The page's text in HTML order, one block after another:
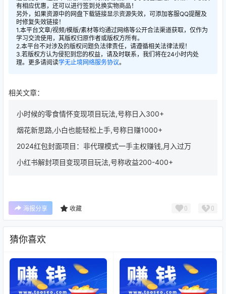
有相应优惠，还可以进行签到兑换实物商品！
另外，如果资源中的网盘下载链接显示资源失效，可添加客服QQ提醒及
时修复失效链接！
1.本平台文章/视频/模版/素材等均通过网络等公开合法渠道获取，仅作为
学习交流使用，其版权归原作者或版权方所有。
2.本平台不对涉及的版权问题负法律责任，请遵循相关法律法规！
3.若版权方认为侵犯到您的权益，请及时联系，我们将在24小时内处
理。更多请阅读学无止境网络服务协议。
相关文章：
小时候的零食情怀变现项目玩法,号称日入300+
烟花新思路,小白也能轻松上手,号称日赚1000+
2024红包封面项目：非代理模式一手主权赚钱,月入过万
小红书解封项目变现项目玩法,号称收益200-400+
海报分享 收藏 0 0
猜你喜欢